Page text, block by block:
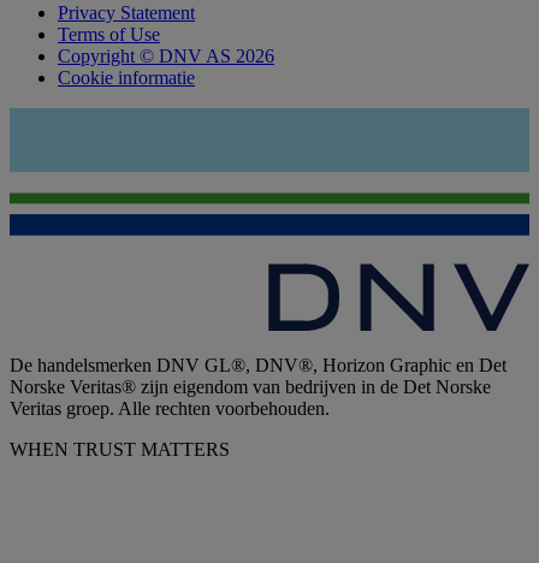
Privacy Statement
Terms of Use
Copyright © DNV AS 2026
Cookie informatie
De handelsmerken DNV GL®, DNV®, Horizon Graphic en Det
Norske Veritas® zijn eigendom van bedrijven in de Det Norske
Veritas groep. Alle rechten voorbehouden.
WHEN TRUST MATTERS